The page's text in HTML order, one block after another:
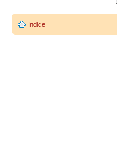
Indice